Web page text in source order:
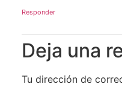
Responder
Deja una
Tu dirección de